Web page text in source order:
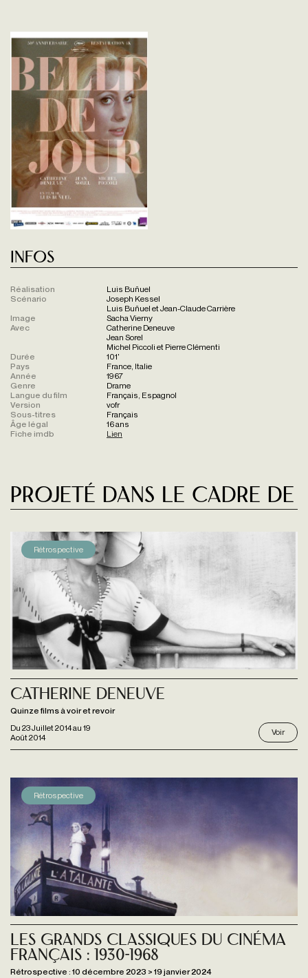
Infos
Réalisation
Luis Buñuel
Scénario
Joseph Kessel
Luis Buñuel et Jean-Claude Carrière
Image
Sacha Vierny
Avec
Catherine Deneuve
Jean Sorel
Michel Piccoli et Pierre Clémenti
Durée
101'
Pays
France, Italie
Année
1967
Genre
Drame
Langue du film
Français, Espagnol
Version
vofr
Sous-titres
Français
Âge légal
16 ans
Fiche imdb
Lien
Projeté dans le cadre de
Rétrospective
Du 23 Juillet 2014au 19
Août 2014
Catherine Deneuve
Quinze films à voir et revoir
Voir
Rétrospective
Les Grands Classiques du cinéma
français : 1930-1968
Rétrospective : 10 décembre 2023 > 19 janvier 2024